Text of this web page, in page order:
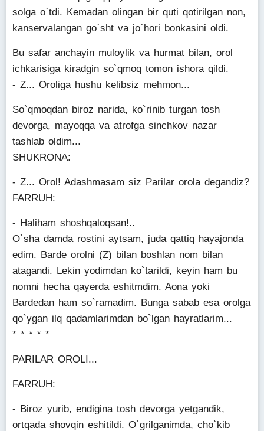
solga o`tdi. Kemadan olingan bir quti qotirilgan non,
kanservalangan go`sht va jo`hori bonkasini oldi.
Bu safar anchayin muloylik va hurmat bilan, orol
ichkarisiga kiradgin so`qmoq tomon ishora qildi.
- Z... Oroliga hushu kelibsiz mehmon...
So`qmoqdan biroz narida, ko`rinib turgan tosh
devorga, mayoqqa va atrofga sinchkov nazar
tashlab oldim...
SHUKRONA:
- Z... Orol! Adashmasam siz Parilar orola degandiz?
FARRUH:
- Haliham shoshqaloqsan!..
O`sha damda rostini aytsam, juda qattiq hayajonda
edim. Barde orolni (Z) bilan boshlan nom bilan
atagandi. Lekin yodimdan ko`tarildi, keyin ham bu
nomni hecha qayerda eshitmdim. Aona yoki
Bardedan ham so`ramadim. Bunga sabab esa orolga
qo`ygan ilq qadamlarimdan bo`lgan hayratlarim...
* * * * *
PARILAR OROLI...
FARRUH:
- Biroz yurib, endigina tosh devorga yetgandik,
ortqada shovqin eshitildi. O`grilganimda, cho`kib